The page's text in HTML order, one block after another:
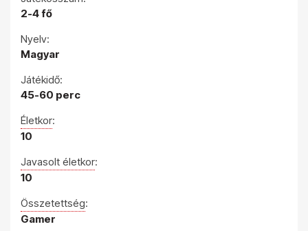
2-4 fő
Nyelv:
Magyar
Játékidő:
45-60 perc
Életkor:
10
Javasolt életkor:
10
Összetettség:
Gamer